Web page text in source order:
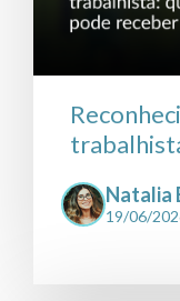
Natalia
19/06/